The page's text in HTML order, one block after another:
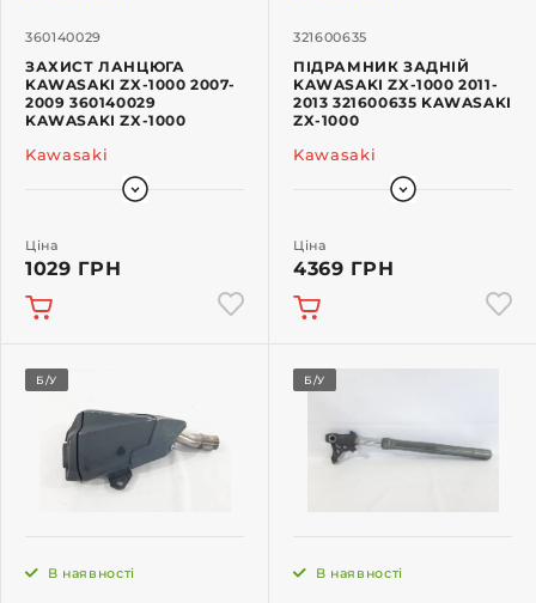
360140029
ЗАХИСТ ЛАНЦЮГА
KAWASAKI ZX-1000 2007-
2009 360140029
KAWASAKI ZX-1000
Kawasaki
Ціна
1029 ГРН
321600635
ПІДРАМНИК ЗАДНІЙ
KAWASAKI ZX-1000 2011-
2013 321600635 KAWASAKI
ZX-1000
Kawasaki
Ціна
4369 ГРН
Б/У
В наявності
Б/У
В наявності